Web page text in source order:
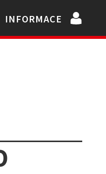
INFORMACE